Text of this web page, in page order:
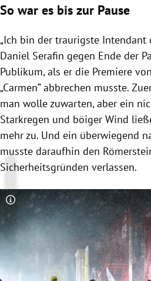
So war es bis zur Pause
„Ich bin der traurigste Intendant
Daniel Serafin gegen Ende der
Publikum, als er die Premiere
„Carmen“ abbrechen musste.
man wolle zuwarten, aber ein
Starkregen und böiger Wind
mehr zu. Und ein überwiegend
musste daraufhin den
Sicherheitsgründen verlassen.
Copyright-Hinweis öffnen/